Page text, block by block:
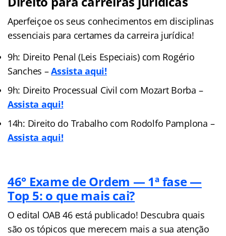
Aperfeiçoe os seus conhecimentos em disciplinas
essenciais para certames da carreira jurídica!
9h: Direito Penal (Leis Especiais) com Rogério
Sanches –Assista aqui!
9h: Direito Processual Civil com Mozart Borba –
Assista aqui!
14h: Direito do Trabalho com Rodolfo Pamplona –
Assista aqui!
46° Exame de Ordem — 1ª fase —
Top 5: o que mais cai?
O edital OAB 46 está publicado! Descubra quais
são os tópicos que merecem mais a sua atenção